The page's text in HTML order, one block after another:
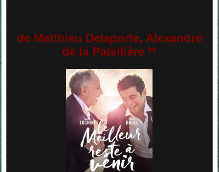
de Matthieu Delaporte, Alexandre
de la Patellière **